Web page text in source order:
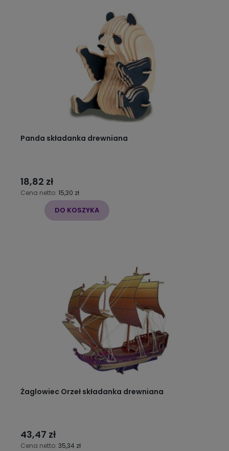
Panda składanka drewniana
18,82 zł
Cena netto: 15,30 zł
DO KOSZYKA
Żaglowiec Orzeł składanka drewniana
43,47 zł
Cena netto: 35,34 zł